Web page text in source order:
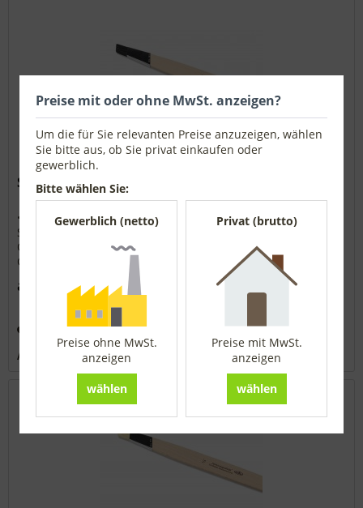
Schrägstrichzieher schwarze Spezialmischung
• Spitzenqualität • Formstabile schwarze Spezialmischung •
Schräge Blechzwingen • Flache Holzstiele • Für alle
Oberflächen Herstellerangaben: Pinselfabrik Müller GmbH
Gewerbestraße Ost 2 91452 Wilhermsdorf
info@pinselmueller.de
ab 4,39 € *
Merken
Artikel-Nr.: 1640320
Preise mit oder ohne MwSt. anzeigen?
Um die für Sie relevanten Preise anzuzeigen, wählen
Sie bitte aus, ob Sie privat einkaufen oder
gewerblich.
Bitte wählen Sie:
Gewerblich (netto)
Preise ohne MwSt.
anzeigen
wählen
Privat (brutto)
Preise mit MwSt.
anzeigen
wählen